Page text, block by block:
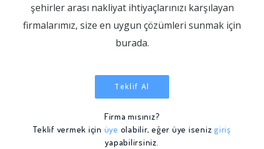
şehirler arası nakliyat ihtiyaçlarınızı karşılayan
firmalarımız, size en uygun çözümleri sunmak için
burada.
Teklif Al
Firma mısınız?
Teklif vermek için üye olabilir, eğer üye iseniz giriş
yapabilirsiniz.